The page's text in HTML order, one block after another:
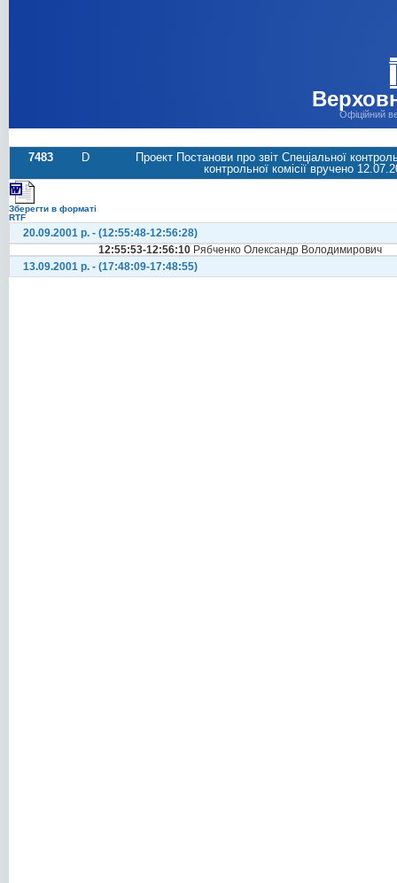
Офіційний
7483 D
Проект Постанови про звіт Спеціальної
контрольної комісії вручено
Зберегти в форматі
RTF
20.09.2001 р. - (12:55:48-12:56:28)
12:55:53-12:56:10 Рябченко Олександр Володимирович
13.09.2001 р. - (17:48:09-17:48:55)